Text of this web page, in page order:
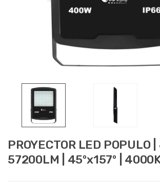
PROYECTOR LED POPULO |
57200LM | 45ºx157º |